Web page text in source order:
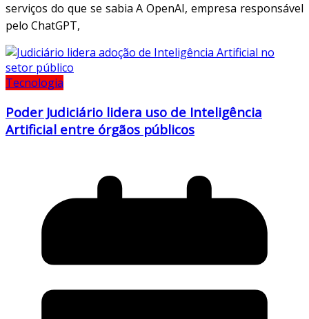
serviços do que se sabia A OpenAI, empresa responsável
pelo ChatGPT,
Tecnologia
Poder Judiciário lidera uso de Inteligência
Artificial entre órgãos públicos